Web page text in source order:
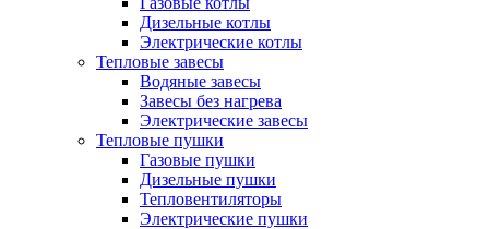
Дизельные котлы
Электрические котлы
Тепловые завесы
Водяные завесы
Завесы без нагрева
Электрические завесы
Тепловые пушки
Газовые пушки
Дизельные пушки
Тепловентиляторы
Электрические пушки